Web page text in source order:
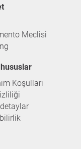
Meclisi
hususlar
Koşulları